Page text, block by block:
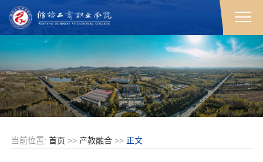
当前位置: 首页 >> 产教融合>> 正文